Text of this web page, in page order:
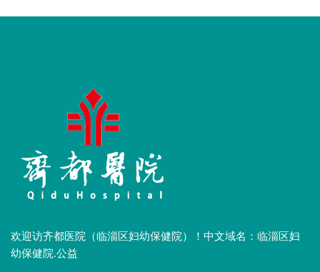
欢迎访齐都医院（临淄区妇幼保健院）！中文域名：临淄区妇
幼保健院.公益